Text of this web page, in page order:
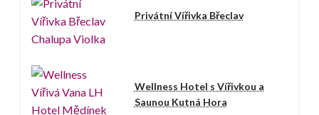
Privátní Vířivka Břeclav
Wellness Hotel s Vířivkou a
Saunou Kutná Hora